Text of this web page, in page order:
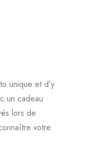
unique et d’y
un cadeau
lors de
votre